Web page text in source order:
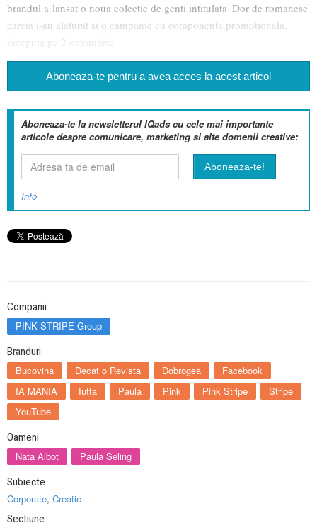
brandul a lansat o noua colectie de genti intitulata 'Dor de romanesc'
careia i-au alaturat si o campanie cu componenta promotionala,
inceputa pe 2 octombrie.
Aboneaza-te pentru a avea acces la acest articol
Aboneaza-te la newsletterul IQads cu cele mai importante
articole despre comunicare, marketing si alte domenii creative:
Info
Companii
PINK STRIPE Group
Branduri
Bucovina Decat o Revista Dobrogea
Facebook
IA MANIA
Iutta Paula Pink Pink Stripe
Stripe
YouTube
Oameni
Nata Albot Paula Seling
Subiecte
Corporate, Creatie
Sectiune